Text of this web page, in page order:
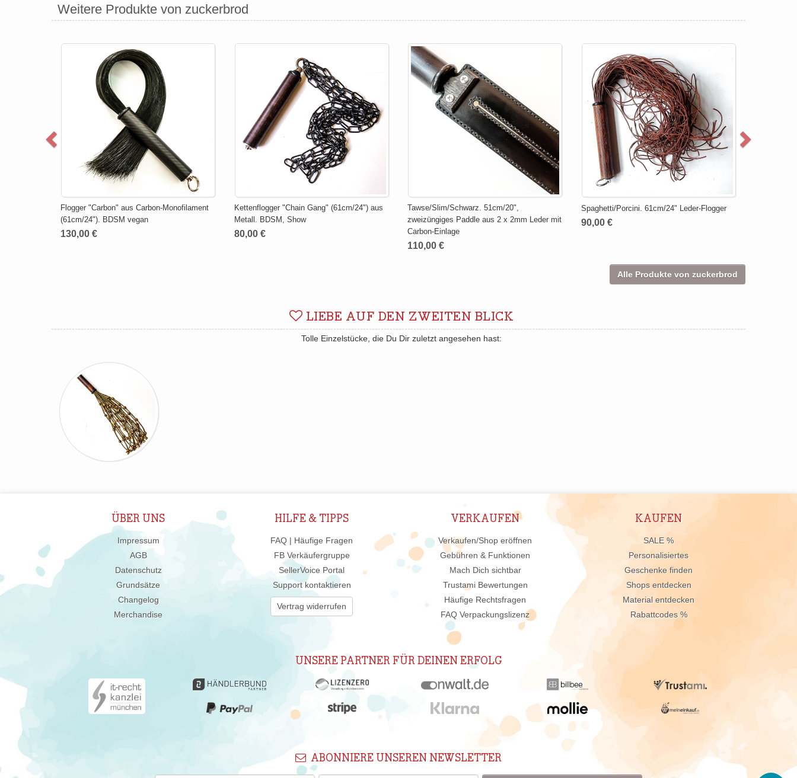
Weitere Produkte von zuckerbrod
Flogger "Carbon" aus Carbon-Monofilament
(61cm/24"). BDSM vegan
130,00 €
Kettenflogger "Chain Gang" (61cm/24") aus
Metall. BDSM, Show
80,00 €
Tawse/Slim/Schwarz. 51cm/20",
zweizüngiges Paddle aus 2 x 2mm Leder mit
Carbon-Einlage
110,00 €
Spaghetti/Porcini. 61cm/24" Leder-Flogger
90,00 €
Alle Produkte von zuckerbrod
LIEBE AUF DEN ZWEITEN BLICK
Tolle Einzelstücke, die Du Dir zuletzt angesehen hast:
ÜBER UNS
Impressum
AGB
Datenschutz
Grundsätze
Changelog
Merchandise
HILFE & TIPPS
FAQ | Häufige Fragen
FB Verkäufergruppe
SellerVoice Portal
Support kontaktieren
Vertrag widerrufen
VERKAUFEN
Verkaufen/Shop eröffnen
Gebühren & Funktionen
Mach Dich sichtbar
Trustami Bewertungen
Häufige Rechtsfragen
FAQ Verpackungslizenz
KAUFEN
SALE %
Personalisiertes
Geschenke finden
Shops entdecken
Material entdecken
Rabattcodes %
UNSERE PARTNER FÜR DEINEN ERFOLG
ABONNIERE UNSEREN NEWSLETTER